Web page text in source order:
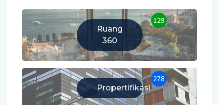
Ruang
360
129
Propertifikasi
278